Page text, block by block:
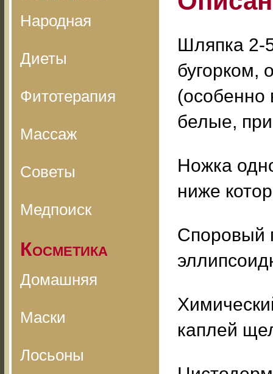
Народная
Диеты
Фитотерапия
Массаж
Советы
Медпоиск
Косметика
Домашняя
Маски
Лосьоны
Шляпка 2-
бугорком,
(особенно
белые,
Ножка
ниже
Споровый
каплей